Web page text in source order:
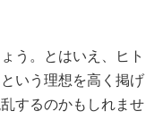
う。とはいえ、ヒト
いう理想を高く掲げ
するのかもしれませ